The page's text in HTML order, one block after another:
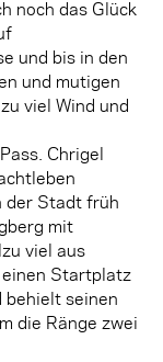
noch das Glück
und bis in den
und mutigen
viel Wind und
Chrigel
der Stadt früh
mit
viel aus
Startplatz
behielt seinen
die Ränge zwei